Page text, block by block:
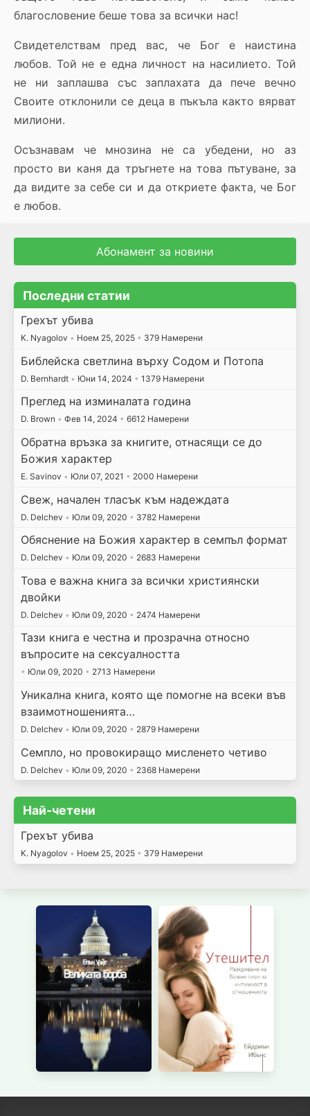
благословение беше това за всички нас!
Свидетелствам пред вас, че Бог е наистина
любов. Той не е една личност на насилието. Той
не ни заплашва със заплахата да пече вечно
Своите отклонили се деца в пъкъла както вярват
милиони.
Осъзнавам че мнозина не са убедени, но аз
просто ви каня да тръгнете на това пътуване, за
да видите за себе си и да откриете факта, че Бог
е любов.
Абонамент за новини
Последни статии
Грехът убива
K. Nyagolov • Ноем 25, 2025 • 379 Намерени
Библейска светлина върху Содом и Потопа
D. Bernhardt • Юни 14, 2024 • 1379 Намерени
Преглед на изминалата година
D. Brown • Фев 14, 2024 • 6612 Намерени
Обратна връзка за книгите, отнасящи се до
Божия характер
E. Savinov • Юли 07, 2021 • 2000 Намерени
Свеж, начален тласък към надеждата
D. Delchev • Юли 09, 2020 • 3782 Намерени
Обяснение на Божия характер в семпъл формат
D. Delchev • Юли 09, 2020 • 2683 Намерени
Това е важна книга за всички християнски
двойки
D. Delchev • Юли 09, 2020 • 2474 Намерени
Тази книга е честна и прозрачна относно
въпросите на сексуалността
• Юли 09, 2020 • 2713 Намерени
Уникална книга, която ще помогне на всеки във
взаимотношенията…
D. Delchev • Юли 09, 2020 • 2879 Намерени
Семпло, но провокиращо мисленето четиво
D. Delchev • Юли 09, 2020 • 2368 Намерени
Най-четени
Грехът убива
K. Nyagolov • Ноем 25, 2025 • 379 Намерени